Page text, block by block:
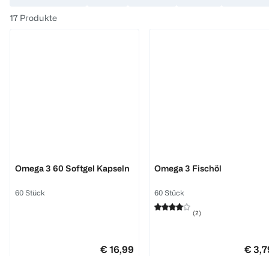
17 Produkte
Omega 3 60 Softgel Kapseln
60 Stück
€ 16,99
Omega 3 Fischöl
60 Stück
(2)
€